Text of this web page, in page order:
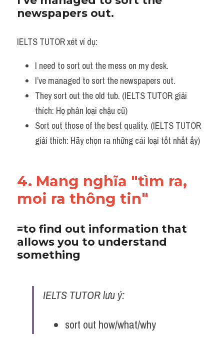
newspapers out.
IELTS TUTOR xét ví dụ:
I need to sort out the mess on my desk.
I’ve managed to sort the newspapers out.
They sort out the old tub. (IELTS TUTOR giải
thích: Họ phân loại chậu cũ)
Sort out those of the best quality. (IELTS TUTOR
giải thích: Hãy chọn ra những cái loại tốt nhất ấy)
4. Mang nghĩa "tìm ra,
moi ra thông tin"
=to find out information that
allows you to understand
something
IELTS TUTOR lưu ý:
sort out how/what/why